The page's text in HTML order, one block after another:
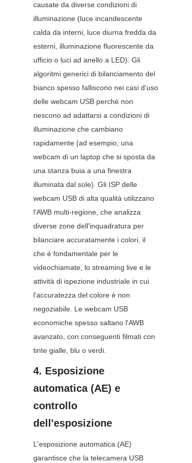
causate da diverse condizioni di
illuminazione (luce incandescente
calda da interni, luce diurna fredda da
esterni, illuminazione fluorescente da
ufficio o luci ad anello a LED). Gli
algoritmi generici di bilanciamento del
bianco spesso falliscono nei casi d'uso
delle webcam USB perché non
riescono ad adattarsi a condizioni di
illuminazione che cambiano
rapidamente (ad esempio, una
webcam di un laptop che si sposta da
una stanza buia a una finestra
illuminata dal sole). Gli ISP delle
webcam USB di alta qualità utilizzano
l'AWB multi-regione, che analizza
diverse zone dell'inquadratura per
bilanciare accuratamente i colori, il
che è fondamentale per le
videochiamate, lo streaming live e le
attività di ispezione industriale in cui
l'accuratezza del colore è non
negoziabile. Le webcam USB
economiche spesso saltano l'AWB
avanzato, con conseguenti filmati con
tinte gialle, blu o verdi.
4. Esposizione
automatica (AE) e
controllo
dell'esposizione
L'esposizione automatica (AE)
garantisce che la telecamera USB